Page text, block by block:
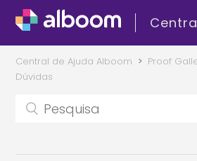
Central de Ajuda Alboom Proof
Dúvidas